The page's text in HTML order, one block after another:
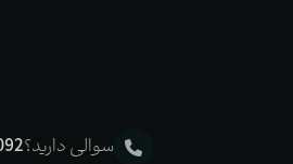
سوالی دارید؟